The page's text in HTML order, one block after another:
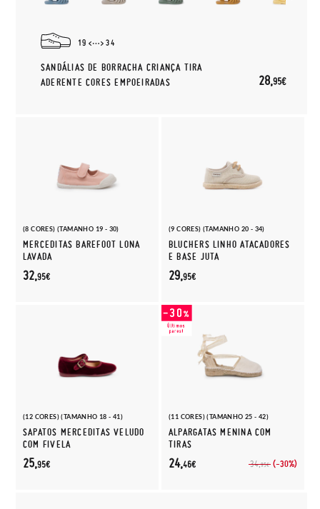
19 34
SANDÁLIAS DE BORRACHA CRIANÇA TIRA
ADERENTE CORES EMPOEIRADAS
28,95€
(8 CORES) (TAMANHO 19 - 30)
MERCEDITAS BAREFOOT LONA
LAVADA
32,95€
(9 CORES) (TAMANHO 20 - 34)
BLUCHERS LINHO ATACADORES
E BASE JUTA
29,95€
(12 CORES) (TAMANHO 18 - 41)
SAPATOS MERCEDITAS VELUDO
COM FIVELA
25,95€
(11 CORES) (TAMANHO 25 - 42)
ALPARGATAS MENINA COM
TIRAS
34,95€ (-30%)
24,46€